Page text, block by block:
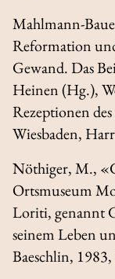
Mahlmann-
Reformation
Gewand. Das
Heinen (Hg.),
Rezeptionen
Wiesbaden,
Nöthiger, M.,
Ortsmuseum
Loriti, genannt
seinem Leben
Baeschlin,